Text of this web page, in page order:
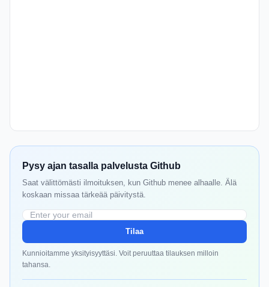
Pysy ajan tasalla palvelusta Github
Saat välittömästi ilmoituksen, kun Github menee alhaalle. Älä
koskaan missaa tärkeää päivitystä.
Tilaa
Kunnioitamme yksityisyyttäsi. Voit peruuttaa tilauksen milloin
tahansa.